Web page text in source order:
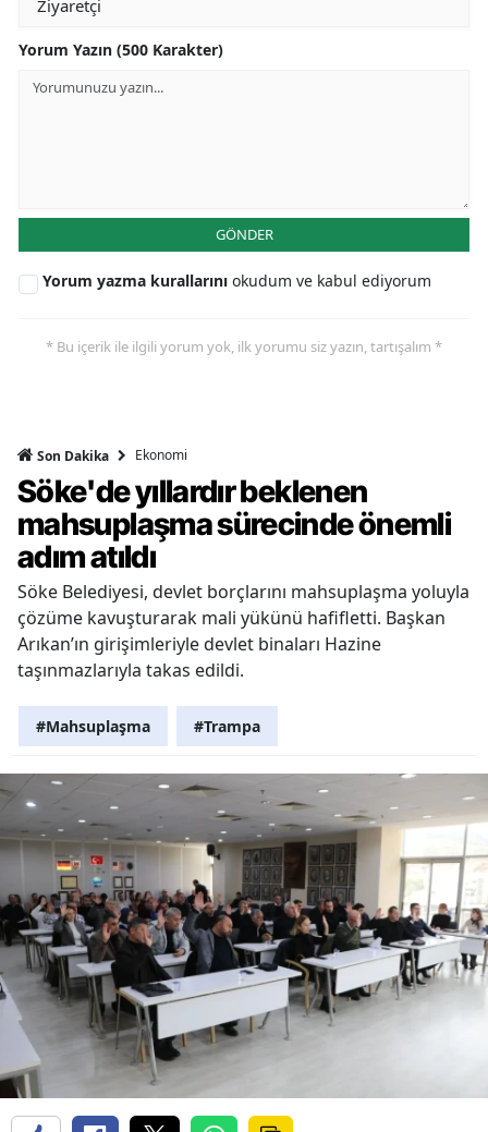
Yorum Yazın (500 Karakter)
GÖNDER
Yorum yazma kurallarını okudum ve kabul ediyorum
* Bu içerik ile ilgili yorum yok, ilk yorumu siz yazın, tartışalım *
Son Dakika Ekonomi
Söke'de yıllardır beklenen
mahsuplaşma sürecinde önemli
adım atıldı
Söke Belediyesi, devlet borçlarını mahsuplaşma yoluyla
çözüme kavuşturarak mali yükünü hafifletti. Başkan
Arıkan’ın girişimleriyle devlet binaları Hazine
taşınmazlarıyla takas edildi.
#Mahsuplaşma #Trampa